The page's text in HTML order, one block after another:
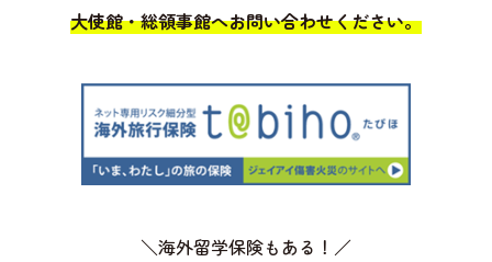
大使館・総領事館へお問い合わせください。
＼海外留学保険もある！／